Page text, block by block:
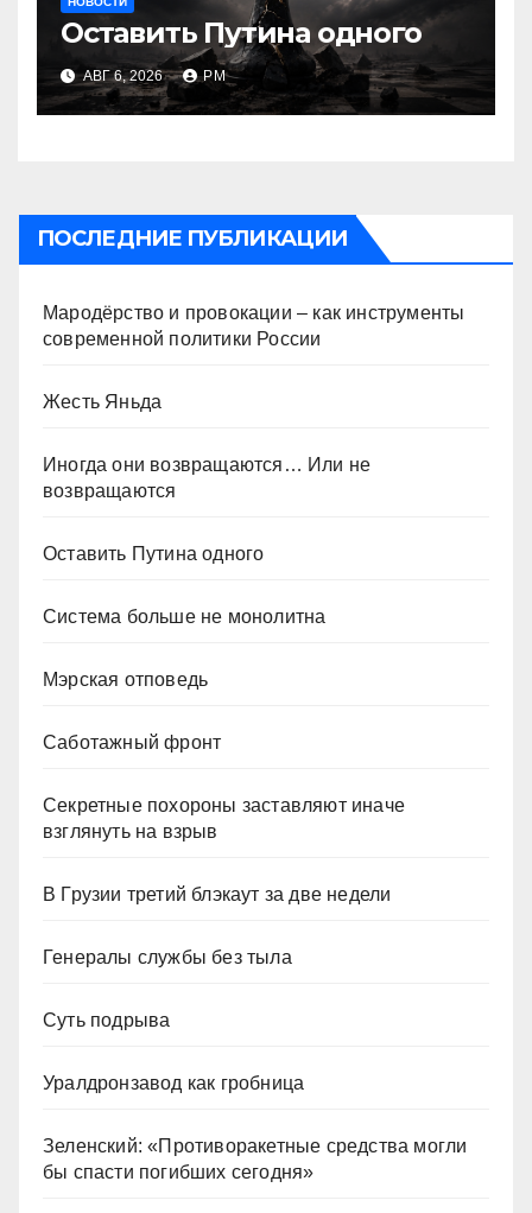
Оставить Путина одного
АВГ 6, 2026 РМ
ПОСЛЕДНИЕ ПУБЛИКАЦИИ
Мародёрство и провокации – как инструменты
современной политики России
Жесть Яньда
Иногда они возвращаются… Или не
возвращаются
Оставить Путина одного
Система больше не монолитна
Мэрская отповедь
Саботажный фронт
Секретные похороны заставляют иначе
взглянуть на взрыв
В Грузии третий блэкаут за две недели
Генералы службы без тыла
Суть подрыва
Уралдронзавод как гробница
Зеленский: «Противоракетные средства могли
бы спасти погибших сегодня»